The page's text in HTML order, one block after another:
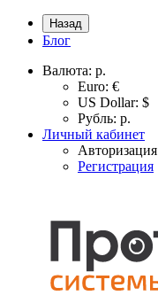
Назад
Блог
Валюта: р.
Euro: €
US Dollar: $
Рубль: р.
Личный кабинет
Авторизация
Регистрация